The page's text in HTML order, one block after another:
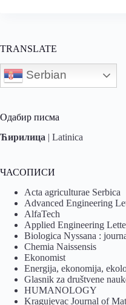
TRANSLATE
Serbian
Одабир писма
Ћирилица | Latinica
ЧАСОПИСИ
Acta agriculturae Serbica
Advanced Engineering
AlfaTech
Applied Engineering
Biologica Nyssana :
Chemia Naissensis
Ekonomist
Energija, ekonomija,
Glasnik za društvene
HUMANOLOGY
Kragujevac Journal of